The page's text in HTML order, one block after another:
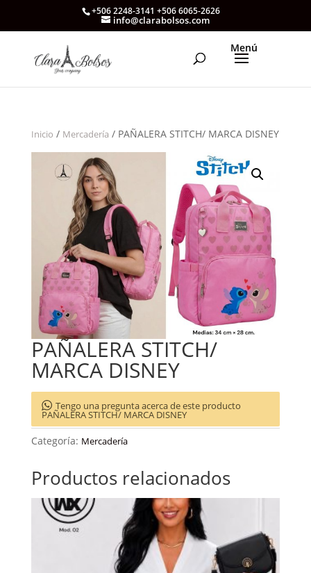
+506 2248-3141 +506 6065-2626
info@clarabolsos.com
Inicio / Mercadería / PAÑALERA STITCH/ MARCA DISNEY
PAÑALERA STITCH/
MARCA DISNEY
Tengo una pregunta acerca de este producto
PAÑALERA STITCH/ MARCA DISNEY
Categoría: Mercadería
Productos relacionados